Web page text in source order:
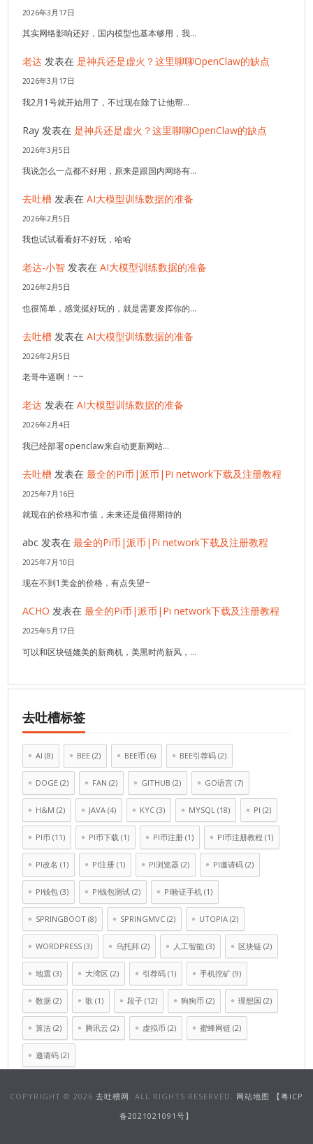
2026年3月17日
其实网络影响还好，国内模型也基本够用，我…
老达 发表在是神兵还是虚火？这里聊聊OpenClaw的缺点
2026年3月17日
我2月1号就开始用了，不过现在除了让他帮…
Ray 发表在是神兵还是虚火？这里聊聊OpenClaw的缺点
2026年3月5日
我说怎么一点都不好用，原来是跟国内网络有…
去吐槽 发表在AI大模型训练数据的准备
2026年2月5日
我也试试看看好不好玩，哈哈
老达-小智 发表在AI大模型训练数据的准备
2026年2月5日
也很简单，感觉挺好玩的，就是需要发挥你的…
去吐槽 发表在AI大模型训练数据的准备
2026年2月5日
老哥牛逼啊！~~
老达 发表在AI大模型训练数据的准备
2026年2月4日
我已经部署openclaw来自动更新网站…
去吐槽 发表在最全的Pi币|派币|Pi network下载及注册教程
2025年7月16日
就现在的价格和市值，未来还是值得期待的
abc 发表在最全的Pi币|派币|Pi network下载及注册教程
2025年7月10日
现在不到1美金的价格，有点失望~
ACHO 发表在最全的Pi币|派币|Pi network下载及注册教程
2025年5月17日
可以和区块链媲美的新商机，美黑时尚新风，…
去吐槽标签
AI (8) BEE (2) BEE币 (6) BEE引荐码 (2)
DOGE (2) FAN (2) GITHUB (2) GO语言 (7)
H&M (2) JAVA (4) KYC (3) MYSQL (18) PI (2)
PI币 (11) PI币下载 (1) PI币注册 (1) PI币注册教程 (1)
PI改名 (1) PI注册 (1) PI浏览器 (2) PI邀请码 (2)
PI钱包 (3) PI钱包测试 (2) PI验证手机 (1)
SPRINGBOOT (8) SPRINGMVC (2) UTOPIA (2)
WORDPRESS (3) 乌托邦 (2) 人工智能 (3) 区块链 (2)
地震 (3) 大湾区 (2) 引荐码 (1) 手机挖矿 (9)
数据 (2) 歌 (1) 段子 (12) 狗狗币 (2) 理想国 (2)
算法 (2) 腾讯云 (2) 虚拟币 (2) 蜜蜂网链 (2)
邀请码 (2)
COPYRIGHT © 2026 去吐槽网 . ALL RIGHTS RESERVED. 网站地图
【粤ICP
备2021021091号】